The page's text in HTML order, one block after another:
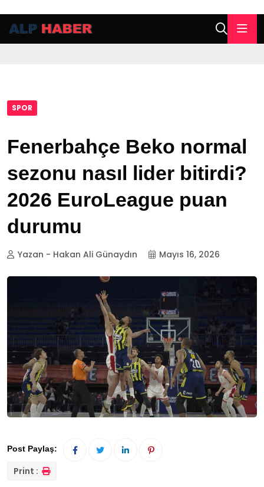
SPOR
Fenerbahçe Beko normal
sezonu nasıl lider bitirdi?
2026 EuroLeague puan
durumu
Yazan - Hakan Ali Günaydın Mayıs 16, 2026
Post Paylaş:
Print :